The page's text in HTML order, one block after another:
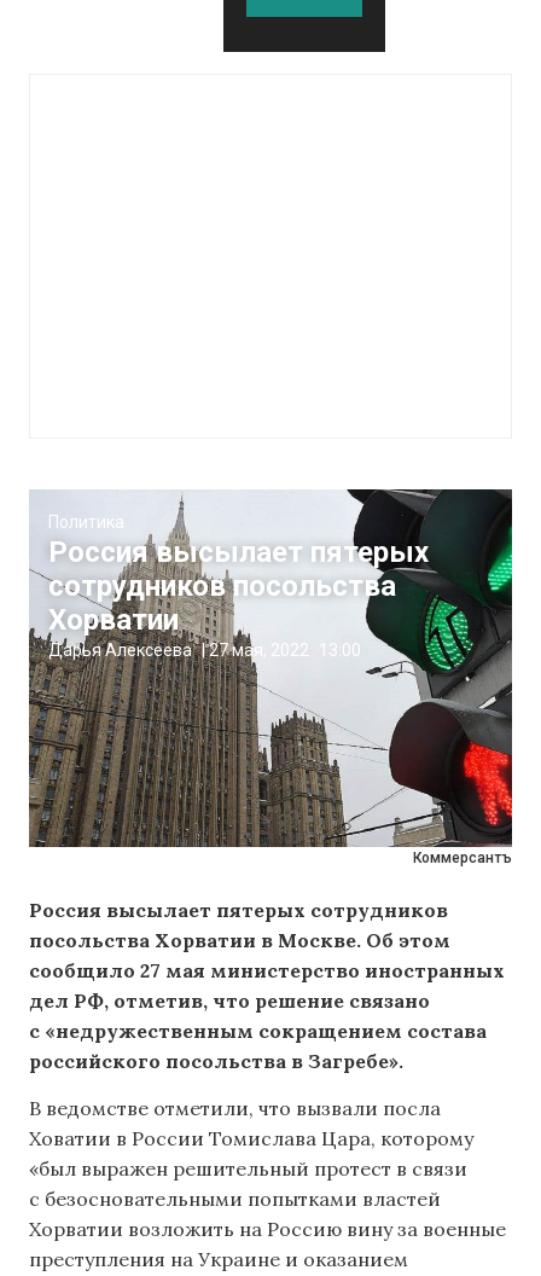
Коммерсантъ
Политика
Россия высылает пятерых
сотрудников посольства
Хорватии
Дарья Алексеева |27 мая, 2022 13:00
Россия высылает пятерых сотрудников
посольства Хорватии в Москве. Об этом
сообщило 27 мая министерство иностранных
дел РФ, отметив, что решение связано
с «недружественным сокращением состава
российского посольства в Загребе».
В ведомстве отметили, что вызвали посла
Ховатии в России Томислава Цара, которому
«был выражен решительный протест в связи
с безосновательными попытками властей
Хорватии возложить на Россию вину за военные
преступления на Украине и оказанием